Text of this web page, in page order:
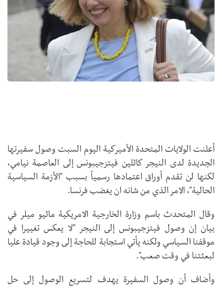
أعلنت الولايات المتحدة الأميركية اليوم السبت وصول سفيرتها
الجديدة لدى النيجر كاثلين فيتزجيبونس إلى العاصمة نيامي،
لكنها لن تقدم أوراق اعتمادها رسمياً بسبب "الأزمة السياسية
الحالية"، الامر الذي من شانه ان يغضب فرنسا.
وقال المتحدث باسم وزارة الخارجية الامريكية ماثيو ميلر في
بيان إن وصول فيتزجيبونس إلى النيجر "لا يعكس تغييرا في
موقفنا السياسي ولكنه يأتي استجابة للحاجة إلى وجود قيادة عليا
لبعثتنا في وقت صعب".
وأضاف أن وصول السفيرة يهدف لتسريع الوصول إلى حل